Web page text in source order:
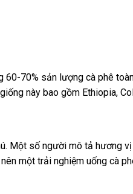
70% sản lượng cà phê
này bao gồm Ethiopia,
Một số người mô tả hương
một trải nghiệm uống cà